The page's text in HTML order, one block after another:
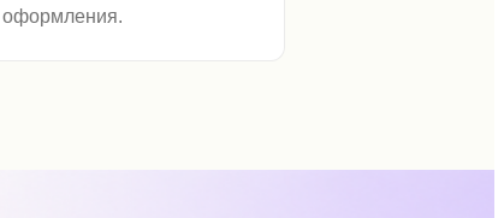
оформления.